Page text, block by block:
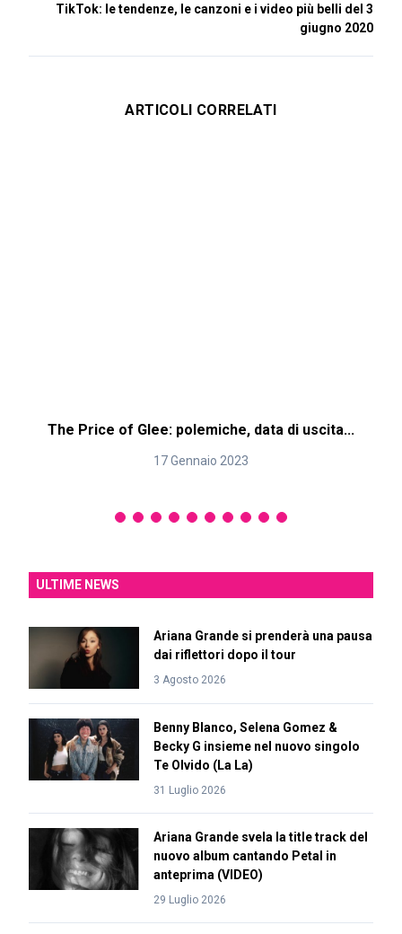
TikTok: le tendenze, le canzoni e i video più belli del 3
giugno 2020
ARTICOLI CORRELATI
The Price of Glee: polemiche, data di uscita...
17 Gennaio 2023
ULTIME NEWS
Ariana Grande si prenderà una pausa
dai riflettori dopo il tour
3 Agosto 2026
Benny Blanco, Selena Gomez &
Becky G insieme nel nuovo singolo
Te Olvido (La La)
31 Luglio 2026
Ariana Grande svela la title track del
nuovo album cantando Petal in
anteprima (VIDEO)
29 Luglio 2026